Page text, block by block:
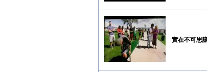
實在不可思